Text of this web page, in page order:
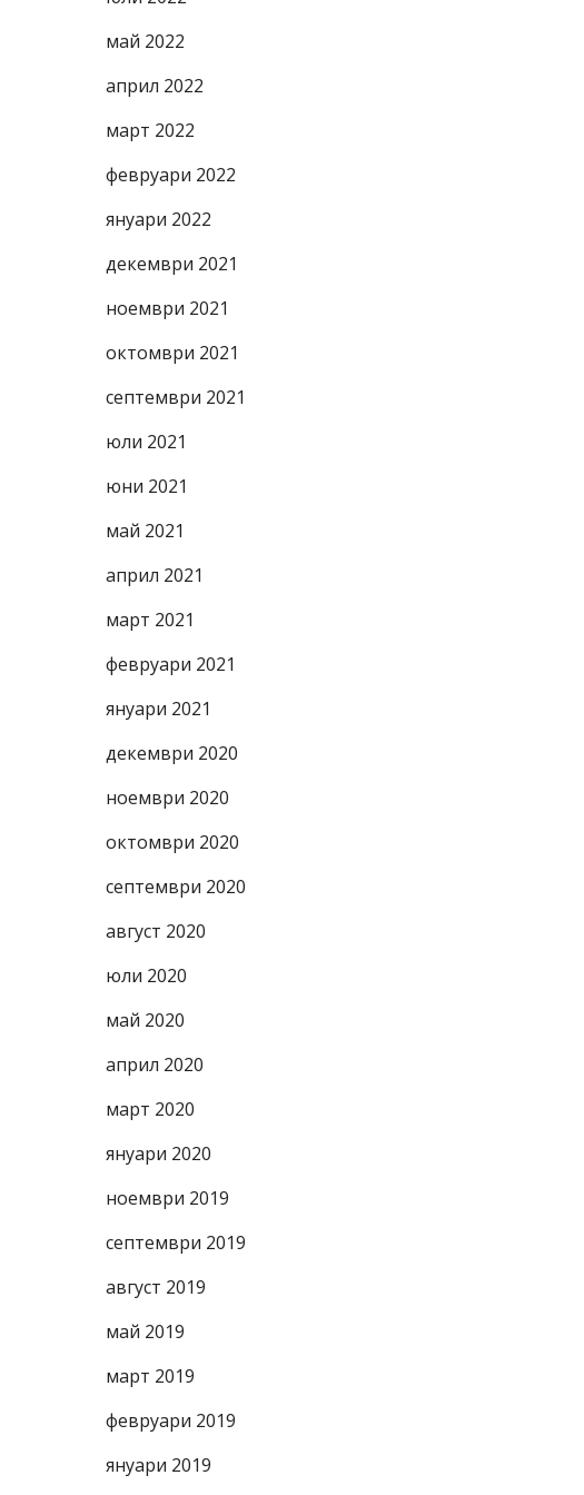
май 2022
април 2022
март 2022
февруари 2022
януари 2022
декември 2021
ноември 2021
октомври 2021
септември 2021
юли 2021
юни 2021
май 2021
април 2021
март 2021
февруари 2021
януари 2021
декември 2020
ноември 2020
октомври 2020
септември 2020
август 2020
юли 2020
май 2020
април 2020
март 2020
януари 2020
ноември 2019
септември 2019
август 2019
май 2019
март 2019
февруари 2019
януари 2019